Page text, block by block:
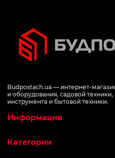
Budpostach.ua — интернет-
и оборудования, садовой
инструмента и бытовой техники.
Информация
Категории